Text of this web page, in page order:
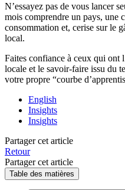
N’essayez pas de vous lancer
mois comprendre un pays, une
consommation et, cerise sur le
local.
Faites confiance à ceux qui ont
locale et le savoir-faire issu du
votre propre “courbe
English
Insights
Insights
Partager cet article
Retour
Partager cet article
Table des matières